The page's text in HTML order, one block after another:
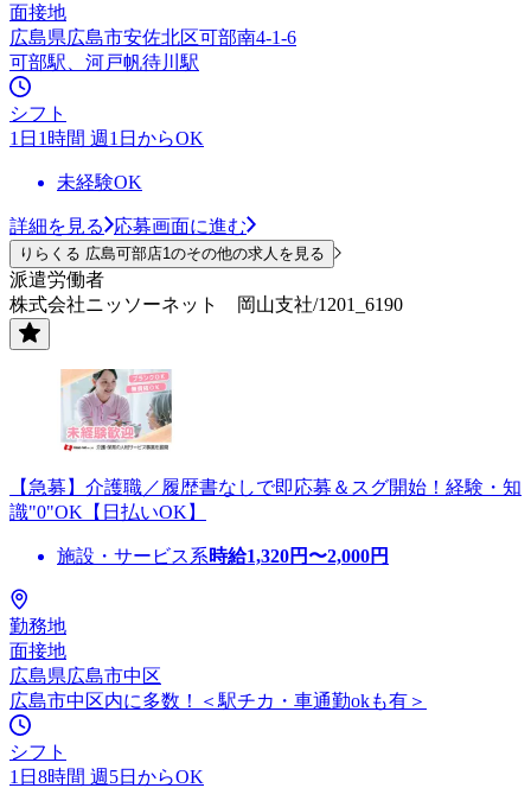
面接地
広島県広島市安佐北区可部南4-1-6
可部駅、河戸帆待川駅
シフト
1日1時間 週1日からOK
未経験OK
詳細を見る 応募画面に進む
りらくる 広島可部店1のその他の求人を見る
派遣労働者
株式会社ニッソーネット 岡山支社/1201_6190
【急募】介護職／履歴書なしで即応募＆スグ開始！経験・知
識"0"OK【日払いOK】
施設・サービス系時給1,320円〜2,000円
勤務地
面接地
広島県広島市中区
広島市中区内に多数！＜駅チカ・車通勤okも有＞
シフト
1日8時間 週5日からOK